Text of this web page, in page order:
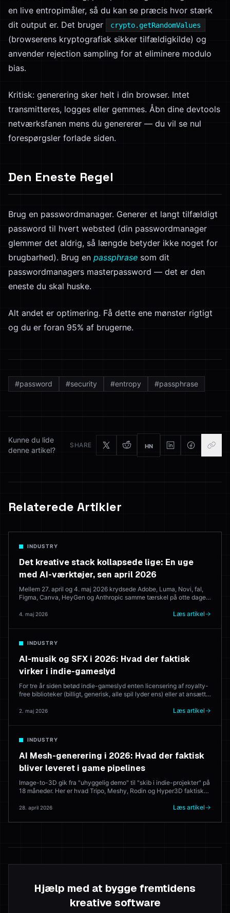
en live entropimåler, så du kan se præcis hvor stærk
dit output er. Det bruger
crypto.getRandomValues
(browserens kryptografisk sikker tilfældigkilde) og
anvender rejection sampling for at eliminere modulo
bias.
Kritisk: generering sker helt i din browser. Intet
transmitteres, logges eller gemmes. Åbn dine devtools
netværksfanen mens du genererer — du vil se nul
forespørgsler forlade siden.
Den Eneste Regel
Brug en passwordmanager. Generer et langt tilfældigt
password til hvert websted (din passwordmanager
glemmer det aldrig, så længde betyder ikke noget for
brugbarhed). Brug en passphrase som dit
passwordmanagers masterpassword — det er den
eneste du skal huske.
Alt andet er optimering. Få dette ene mønster rigtigt
og du er foran 95% af brugerne.
#password #security #entropy #passphrase
Kunne du lide
denne artikel?
SHARE HN
Relaterede Artikler
INDUSTRY
Det kreative stack kollapsede lige: En uge
med AI-værktøjer, sen april 2026
Mellem 27. april og 4. maj 2026 krydsede Adobe, Luma, Novi, fal,
Figma, Canva, HeyGen og Anthropic samme tærskel på otte dage.
efterlader de browserbaserede kreative suites, der forsøger at
4. maj 2026 Læs artikel
INDUSTRY
AI-musik og SFX i 2026: Hvad der faktisk
virker i indie-gameslyd
For tre år siden betød indie-gameslyd enten licensering af royalty-
free biblioteker (billigt, generisk, alle spil lyder ens) eller at ansætte
live. Her er hvilke værktøjer, der leverer — og hvor en menneskelig
2. maj 2026 Læs artikel
INDUSTRY
AI Mesh-generering i 2026: Hvad der faktisk
bliver leveret i game pipelines
Image-to-3D gik fra "uhyggelig demo" til "skib i indie-projekter" på
18 måneder. Her er hvad Tripo, Meshy, Rodin og Hyper3D faktisk
hver gang.
28. april 2026 Læs artikel
Hjælp med at bygge fremtidens
kreative software